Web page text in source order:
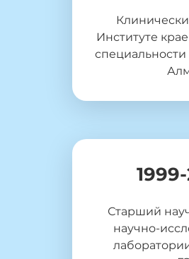
Институте
специальности
Старший
научно-